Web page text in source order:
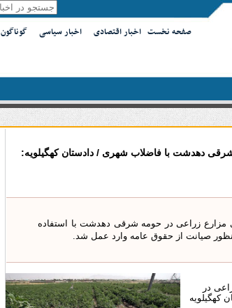
صفحه نخست اخبار اقتصادی اخبار سیاسی گوناگون
دهدشت با فاضلاب شهری / دادستان کهگیلویه:
مزارع زراعی در حومه شرقی دهدشت با استفاده
صیانت از حقوق عامه وارد عمل شد.
در
کهگیلویه